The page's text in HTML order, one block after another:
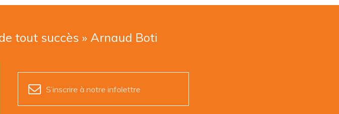
tout succès » Arnaud Boti
S’inscrire à notre infolettre